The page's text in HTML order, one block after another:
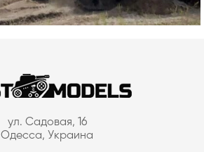
ул. Садовая, 16
Одесса, Украина